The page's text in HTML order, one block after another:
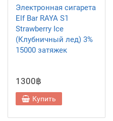
Электронная сигарета
Elf Bar RAYA S1
Strawberry Ice
(Клубничный лед) 3%
15000 затяжек
1300฿
Купить